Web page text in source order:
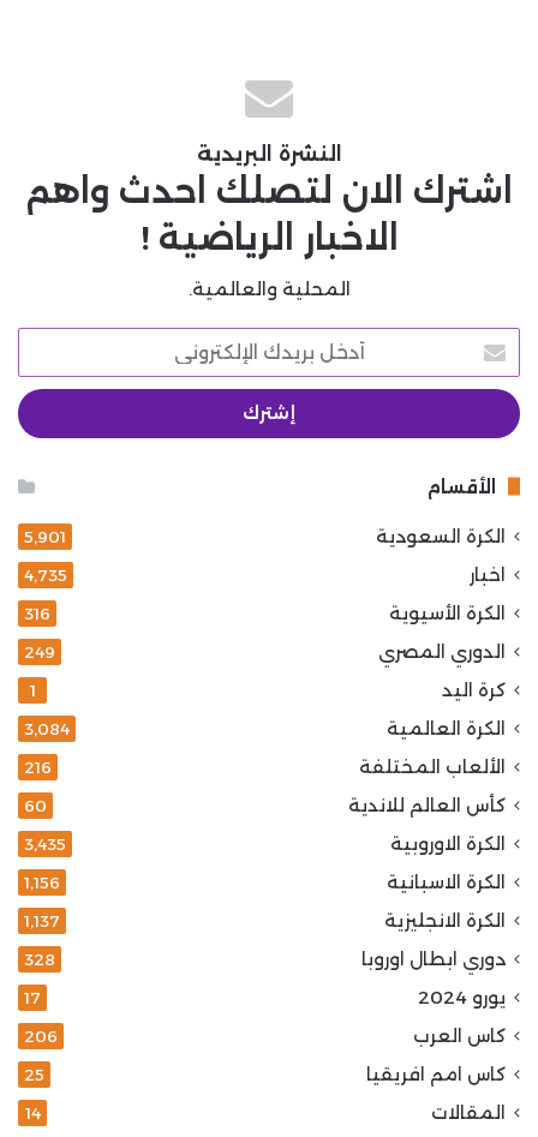
النشرة البريدية
اشترك الان لتصلك احدث واهم
الاخبار الرياضية !
المحلية والعالمية.
بريدك
الإلكتروني
الأقسام
الكرة السعودية 5٬901
اخبار 4٬735
الكرة الأسيوية 316
الدوري المصري 249
كرة اليد 1
الكرة العالمية 3٬084
الألعاب المختلفة 216
كأس العالم للاندية 60
الكرة الاوروبية 3٬435
الكرة الاسبانية 1٬156
الكرة الانجليزية 1٬137
دوري ابطال اوروبا 328
يورو 2024 17
كاس العرب 206
كاس امم افريقيا 25
المقالات 14